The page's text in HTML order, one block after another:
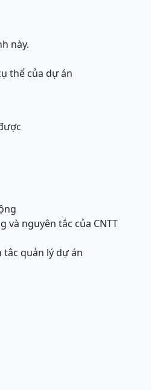
này.
thể của dự án
và nguyên tắc của CNTT
quản lý dự án